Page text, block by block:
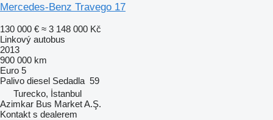
Mercedes-Benz Travego 17
130 000 € ≈ 3 148 000 Kč
Linkový autobus
2013
900 000 km
Euro 5
Palivo diesel Sedadla 59
Turecko, İstanbul
Azimkar Bus Market A.Ş.
Kontakt s dealerem